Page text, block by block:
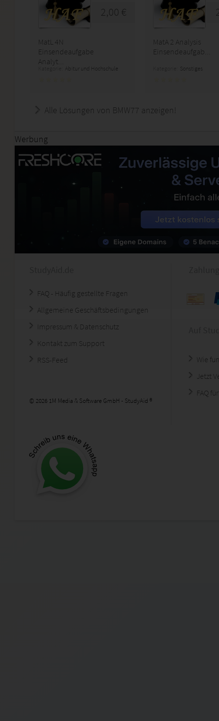
2,00 €
MatL 4N
Einsendeaufgabe
Analyt...
Abitur und Hochschule
MatA 2 Analysis
Einsendeaufgab...
Sonstiges
Alle Lösungen von BMW77 anzeigen!
Werbung
FAQ - Häufig gestellte Fragen
Allgemeine Geschäftsbedingungen
Impressum & Datenschutz
Kontakt zum Support
RSS-Feed
© 2026 1M Media & Software GmbH - StudyAid ®
Wie
Jetzt
FAQ